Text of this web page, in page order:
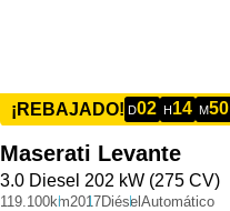
¡REBAJADO! D02 H 14 M50
Maserati Levante
3.0 Diesel 202 kW (275 CV)
119.100km2017Diésel Automático